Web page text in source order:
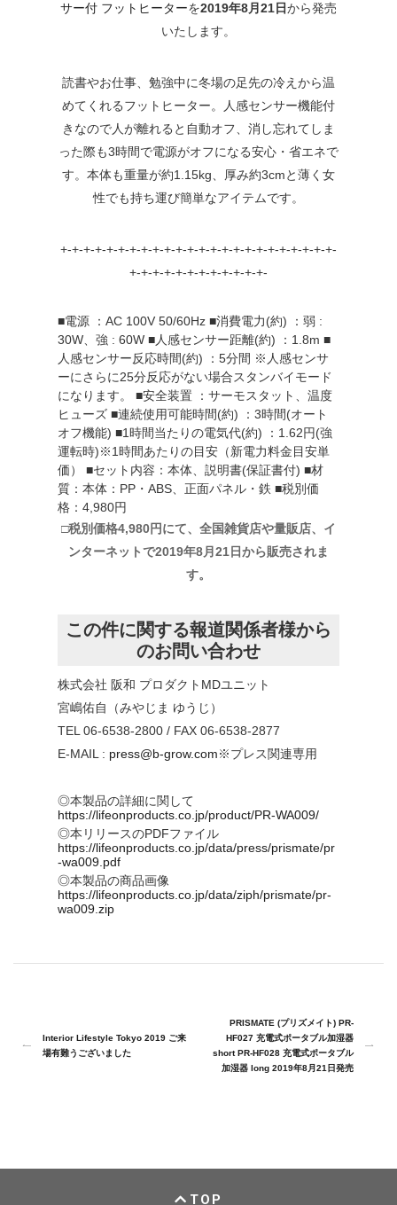
サー付 フットヒーターを2019年8月21日から発売
いたします。
読書やお仕事、勉強中に冬場の足先の冷えから温
めてくれるフットヒーター。人感センサー機能付
きなので人が離れると自動オフ、消し忘れてしま
った際も3時間で電源がオフになる安心・省エネで
す。本体も重量が約1.15kg、厚み約3cmと薄く女
性でも持ち運び簡単なアイテムです。
+-+-+-+-+-+-+-+-+-+-+-+-+-+-+-+-+-+-+-+-+-+-+-+-
+-+-+-+-+-+-+-+-+-+-+-+-
■電源 ：AC 100V 50/60Hz ■消費電力(約) ：弱 :
30W、強 : 60W ■人感センサー距離(約) ：1.8m ■
人感センサー反応時間(約) ：5分間 ※人感センサ
ーにさらに25分反応がない場合スタンバイモード
になります。 ■安全装置 ：サーモスタット、温度
ヒューズ ■連続使用可能時間(約) ：3時間(オート
オフ機能) ■1時間当たりの電気代(約) ：1.62円(強
運転時)※1時間あたりの目安（新電力料金目安単
価） ■セット内容：本体、説明書(保証書付) ■材
質：本体：PP・ABS、正面パネル・鉄 ■税別価
格：4,980円
□税別価格4,980円にて、全国雑貨店や量販店、イ
ンターネットで2019年8月21日から販売されま
す。
この件に関する報道関係者様から
のお問い合わせ
株式会社 阪和 プロダクトMDユニット
宮嶋佑自（みやじま ゆうじ）
TEL 06-6538-2800 / FAX 06-6538-2877
E-MAIL : press@b-grow.com※プレス関連専用
◎本製品の詳細に関して
https://lifeonproducts.co.jp/product/PR-WA009/
◎本リリースのPDFファイル
https://lifeonproducts.co.jp/data/press/prismate/pr
-wa009.pdf
◎本製品の商品画像
https://lifeonproducts.co.jp/data/ziph/prismate/pr-
wa009.zip
Interior Lifestyle Tokyo 2019 ご来
場有難うございました
PRISMATE (プリズメイト) PR-
HF027 充電式ポータブル加湿器
short PR-HF028 充電式ポータブル
加湿器 long 2019年8月21日発売
TOP